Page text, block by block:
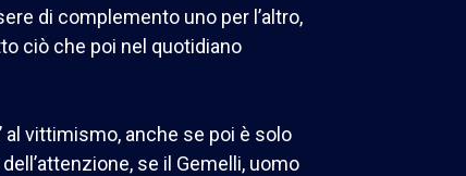
di complemento uno per l’altro,
ciò che poi nel quotidiano
al vittimismo, anche se poi è solo
se il Gemelli, uomo